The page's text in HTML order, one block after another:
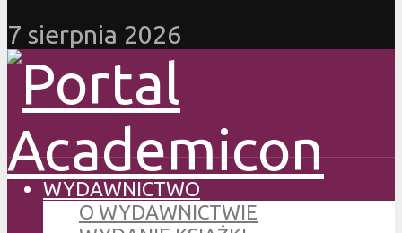
7 sierpnia 2026
WYDAWNICTWO
O WYDAWNICTWIE